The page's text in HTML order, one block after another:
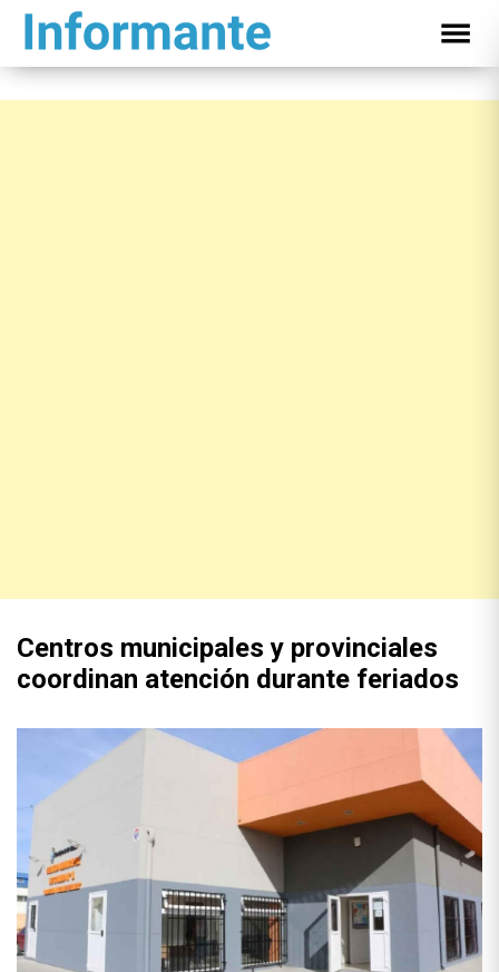
Centros municipales y provinciales
coordinan atención durante feriados